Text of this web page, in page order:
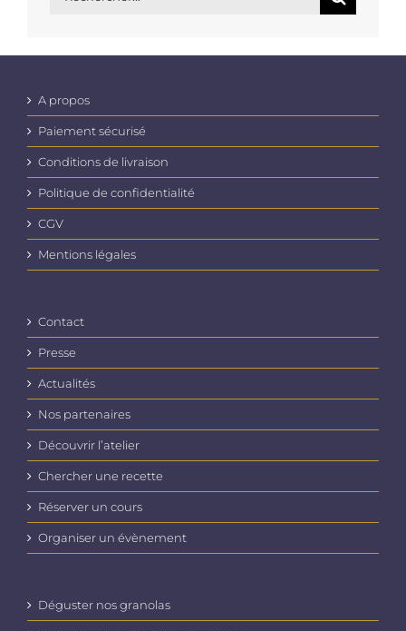
A propos
Paiement sécurisé
Conditions de livraison
Politique de confidentialité
CGV
Mentions légales
Contact
Presse
Actualités
Nos partenaires
Découvrir l’atelier
Chercher une recette
Réserver un cours
Organiser un évènement
Déguster nos granolas